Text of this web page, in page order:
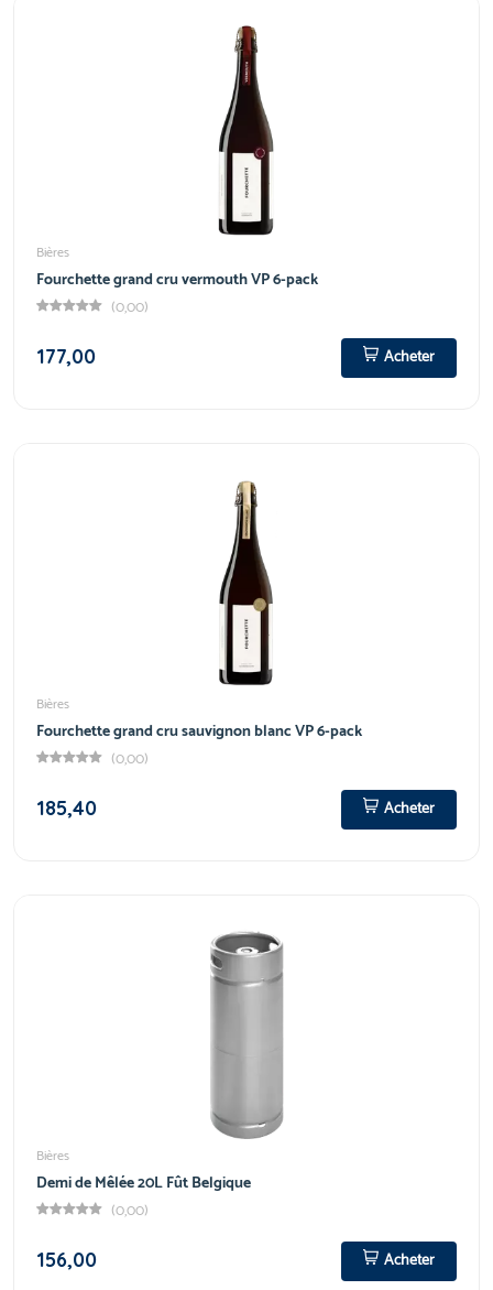
Bières
Fourchette grand cru vermouth VP 6-pack
(0,00)
177,00
Acheter
Bières
Fourchette grand cru sauvignon blanc VP 6-pack
(0,00)
185,40
Acheter
Bières
Demi de Mêlée 20L Fût Belgique
(0,00)
156,00
Acheter